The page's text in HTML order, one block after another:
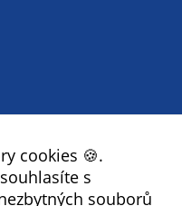
cookies 🍪.
s
souborů
založené na Vašich
zájmech, tak zvané
pseudonymizované